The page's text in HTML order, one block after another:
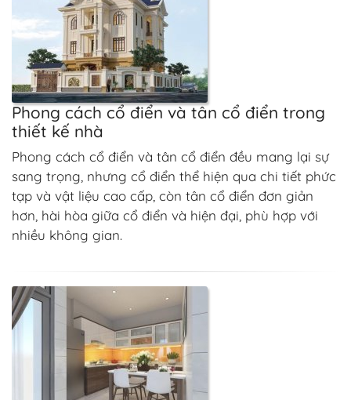
Phong cách cổ điển và tân cổ điển trong
thiết kế nhà
Phong cách cổ điển và tân cổ điển đều mang lại sự
sang trọng, nhưng cổ điển thể hiện qua chi tiết phức
tạp và vật liệu cao cấp, còn tân cổ điển đơn giản
hơn, hài hòa giữa cổ điển và hiện đại, phù hợp với
nhiều không gian.